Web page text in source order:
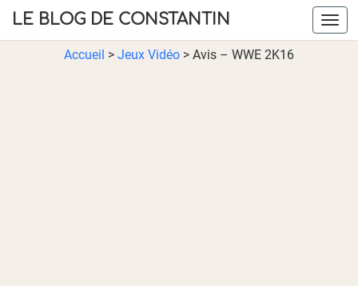
LE BLOG DE CONSTANTIN
Accueil > Jeux Vidéo > Avis – WWE 2K16